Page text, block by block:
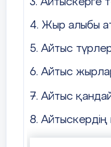
4. Жыр алыбы
5. Айтыс
6. Айтыс
7. Айтыс
8. Айтыскердің